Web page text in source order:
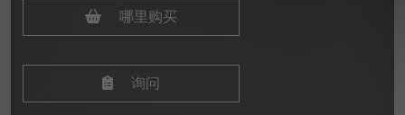
哪里购买
询问